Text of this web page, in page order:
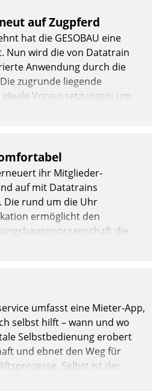
auf Zugpferd
hat die GESOBAU eine
Nun wird die von Datatrain
Anwendung durch die
zugrunde liegende
Voraussetzungen, um
zu erweitern und weitere
ihr Mitglieder-
auf mit Datatrains
Die rund um die Uhr
ermöglicht den
die
Tablet oder PC.
umfasst eine Mieter-App,
selbst hilft – wann und wo
Selbstbedienung erobert
und ebnet den Weg für
Selbst ist der